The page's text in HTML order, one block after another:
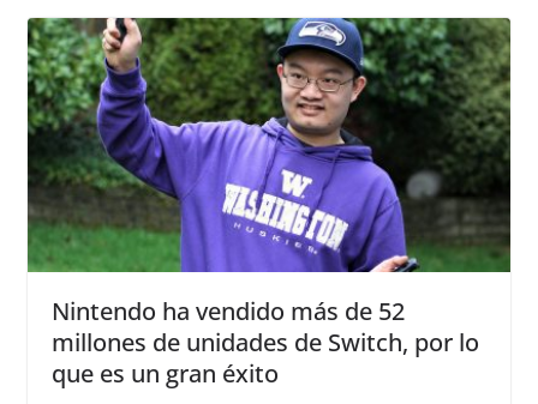
Nintendo ha vendido más de 52
millones de unidades de Switch, por lo
que es un gran éxito